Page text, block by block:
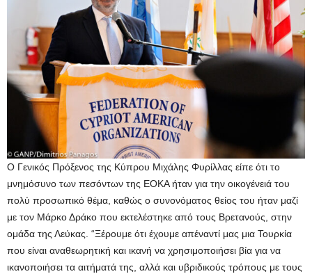
Ο Γενικός Πρόξενος της Κύπρου Μιχάλης Φυρίλλας είπε ότι το
μνημόσυνο των πεσόντων της ΕΟΚΑ ήταν για την οικογένειά του
πολύ προσωπικό θέμα, καθώς ο συνονόματος θείος του ήταν μαζί
με τον Μάρκο Δράκο που εκτελέστηκε από τους Βρετανούς, στην
ομάδα της Λεύκας. “Ξέρουμε ότι έχουμε απέναντί μας μια Τουρκία
που είναι αναθεωρητική και ικανή να χρησιμοποιήσει βία για να
ικανοποιήσει τα αιτήματά της, αλλά και υβριδικούς τρόπους με τους